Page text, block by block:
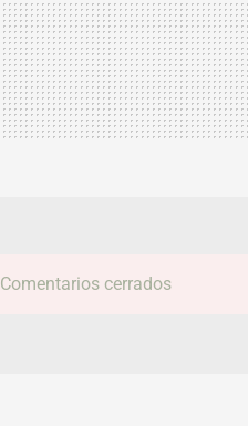
Comentarios cerrados